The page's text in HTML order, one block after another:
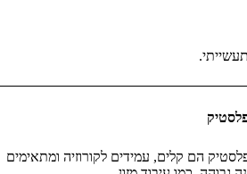
הם קלים, עמידים לקורוזיה ומתאימים